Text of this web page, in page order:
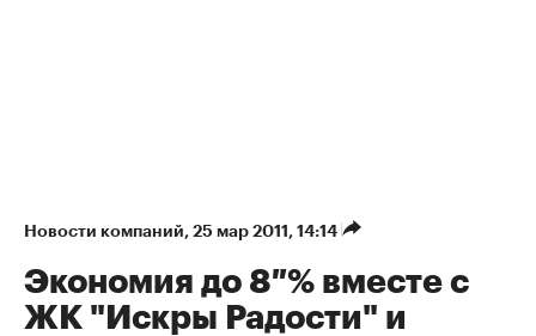
Новости компаний⁠, 25 мар 2011, 14:14
Экономия до 8 % вместе с
ЖК "Искры Радости" и